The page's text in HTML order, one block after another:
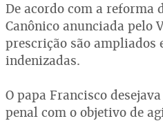
De acordo com a reforma
Canônico anunciada pelo
prescrição são ampliados
indenizadas.
O papa Francisco
penal com o objetivo de